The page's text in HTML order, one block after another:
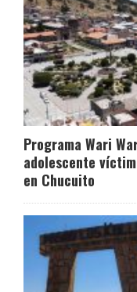
Programa Wari
adolescente
en Chucuito